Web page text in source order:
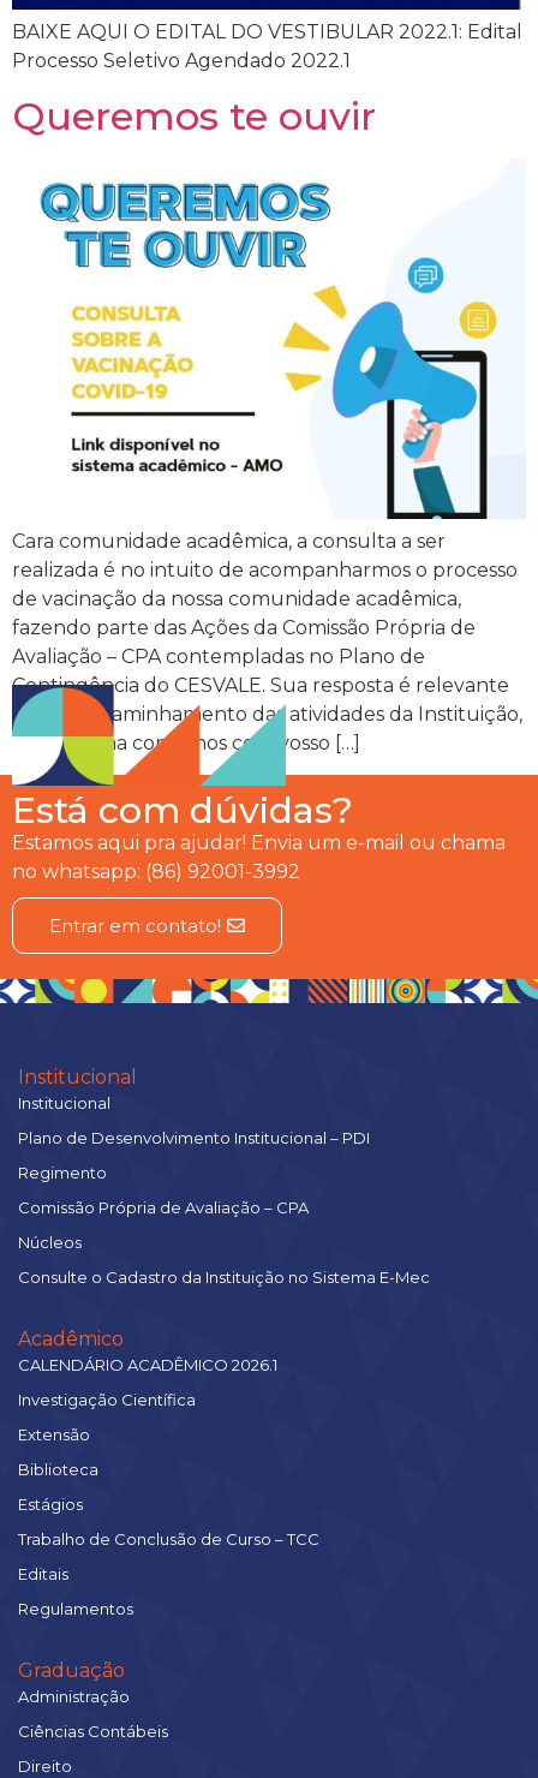
BAIXE AQUI O EDITAL DO VESTIBULAR 2022.1: Edital
Processo Seletivo Agendado 2022.1
Queremos te ouvir
Cara comunidade acadêmica, a consulta a ser
realizada é no intuito de acompanharmos o processo
de vacinação da nossa comunidade acadêmica,
fazendo parte das Ações da Comissão Própria de
Avaliação – CPA contempladas no Plano de
Contingência do CESVALE. Sua resposta é relevante
para o encaminhamento das atividades da Instituição,
desta forma contamos com vosso […]
Está com dúvidas?
Estamos aqui pra ajudar! Envia um e-mail ou chama
no whatsapp: (86) 92001-3992
Entrar em contato!
Institucional
Institucional
Plano de Desenvolvimento Institucional – PDI
Regimento
Comissão Própria de Avaliação – CPA
Núcleos
Consulte o Cadastro da Instituição no Sistema E-Mec
Acadêmico
CALENDÁRIO ACADÊMICO 2026.1
Investigação Científica
Extensão
Biblioteca
Estágios
Trabalho de Conclusão de Curso – TCC
Editais
Regulamentos
Graduação
Administração
Ciências Contábeis
Direito